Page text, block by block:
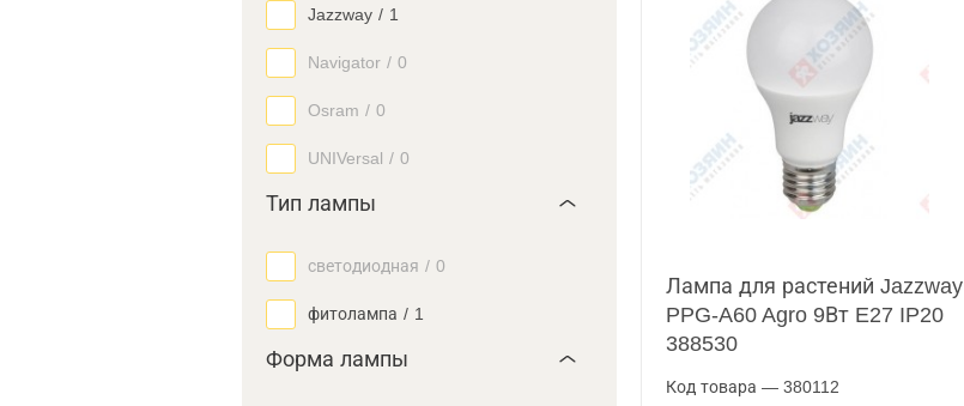
Jazzway / 1
Navigator / 0
Osram / 0
UNIVersal / 0
Тип лампы
светодиодная / 0
фитолампа / 1
Форма лампы
Лампа для растений Jazzway
PPG-A60 Agro 9Вт E27 IP20
388530
Код товара — 380112